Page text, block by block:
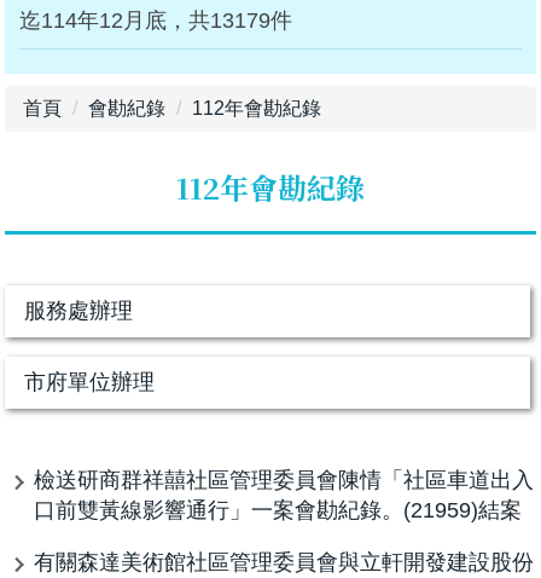
迄114年12月底，共13179件
首頁 會勘紀錄 112年會勘紀錄
112年會勘紀錄
服務處辦理
市府單位辦理
檢送研商群祥囍社區管理委員會陳情「社區車道出入
口前雙黃線影響通行」一案會勘紀錄。(21959)結案
有關森達美術館社區管理委員會與立軒開發建設股份